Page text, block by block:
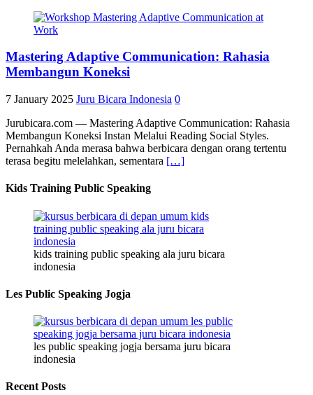
Mastering Adaptive Communication: Rahasia
Membangun Koneksi
7 January 2025 Juru Bicara Indonesia 0
Jurubicara.com — Mastering Adaptive Communication: Rahasia
Membangun Koneksi Instan Melalui Reading Social Styles.
Pernahkah Anda merasa bahwa berbicara dengan orang tertentu
terasa begitu melelahkan, sementara […]
Kids Training Public Speaking
kids training public speaking ala juru bicara
indonesia
Les Public Speaking Jogja
les public speaking jogja bersama juru bicara
indonesia
Recent Posts